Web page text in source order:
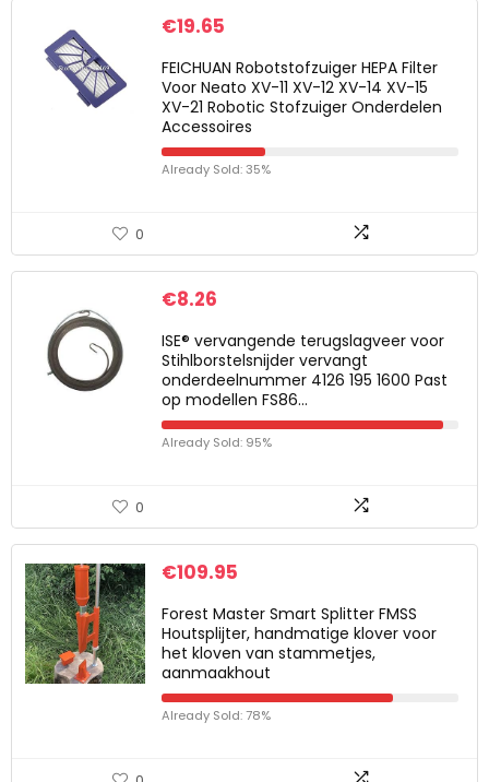
€19.65
FEICHUAN Robotstofzuiger HEPA Filter
Voor Neato XV-11 XV-12 XV-14 XV-15
XV-21 Robotic Stofzuiger Onderdelen
Accessoires
Already Sold: 35%
0
€8.26
ISE® vervangende terugslagveer voor
Stihlborstelsnijder vervangt
onderdeelnummer 4126 195 1600 Past
op modellen FS86…
Already Sold: 95%
0
€109.95
Forest Master Smart Splitter FMSS
Houtsplijter, handmatige klover voor
het kloven van stammetjes,
aanmaakhout
Already Sold: 78%